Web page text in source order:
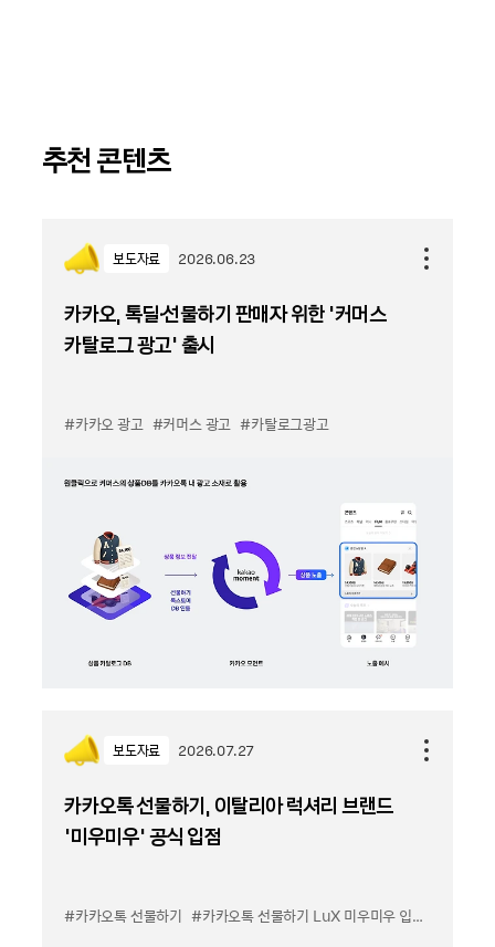
추천 콘텐츠
보도자료 2026.06.23
카카오, 톡딜·선물하기 판매자 위한 '커머스
카탈로그 광고' 출시
#카카오 광고 #커머스 광고 #카탈로그광고
보도자료 2026.07.27
카카오톡 선물하기, 이탈리아 럭셔리 브랜드
'미우미우' 공식 입점
#카카오톡 선물하기 #카카오톡 선물하기 LuX 미우미우 입점